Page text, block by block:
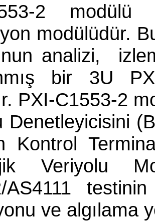
2
modülüdür.
analizi,
bir 3U
PXI-C1553-2
Denetleyicisini
Kontrol
Veriyolu
AS4111
ve algılama